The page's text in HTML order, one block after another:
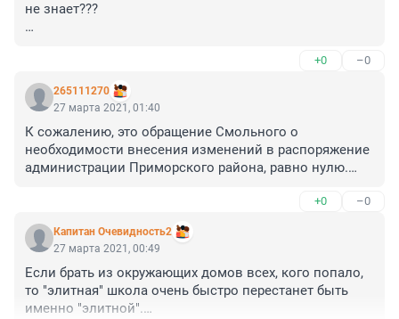
не знает???
Приняли стратегию развития сильных школ в
спальниках, так придерживайтесь ее до конца, а не
размывайте.
Всем мил не будешь.
+0 –0
265111270
27 марта 2021, 01:40
К сожалению, это обращение Смольного о
необходимости внесения изменений в распоряжение
администрации Приморского района, равно нулю.
даже с постоянной регистрацией на закрепленной
территории по причине "отсутствие свободных мест",
который был признан законным как прокуратурой,
так и судами первой и апелляционной инстанций.
В таком случае, Смольному и его комитету по
образованию лучше или крестик снять, или трусы
надеть.
+0 –0
Капитан Очевидность2
27 марта 2021, 00:49
Если брать из окружающих домов всех, кого попало,
то "элитная" школа очень быстро перестанет быть
именно "элитной".